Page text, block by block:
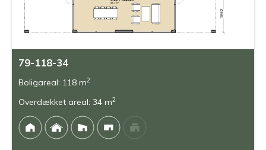
79-118-34
Boligareal: 118 m2
Overdækket areal: 34 m2